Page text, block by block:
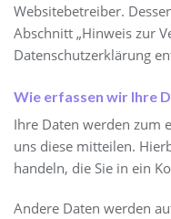
Websitebetreiber.
Abschnitt „Hinweis zur
Datenschutzerklärung
Wie erfassen wir Ihre
Ihre Daten werden zum
uns diese mitteilen.
handeln, die Sie in ein
Andere Daten werden